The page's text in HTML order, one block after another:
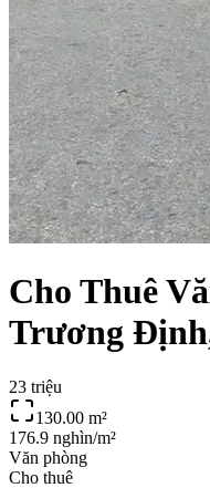
Cho Thuê
Trương
23 triệu
130.00 m²
176.9 nghìn/m²
Văn phòng
Cho thuê